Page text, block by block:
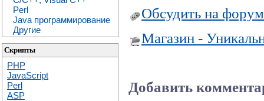
Perl
Java программирование
Другие
Скрипты
PHP
JavaScript
Perl
ASP
Обсудить на
Магазин -
Добавить